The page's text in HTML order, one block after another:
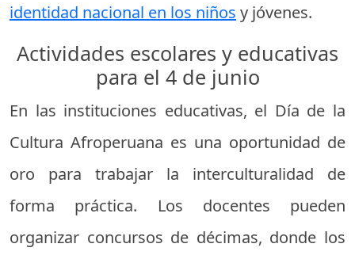
identidad nacional en los niños y jóvenes.
Actividades escolares y educativas
para el 4 de junio
En las instituciones educativas, el Día de la
Cultura Afroperuana es una oportunidad de
oro para trabajar la interculturalidad de
forma práctica. Los docentes pueden
organizar concursos de décimas, donde los